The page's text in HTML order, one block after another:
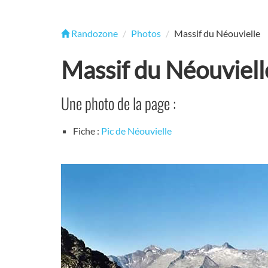
Randozone Photos Massif du Néouvielle
Massif du
Une photo de la page :
Fiche : Pic de Néouvielle